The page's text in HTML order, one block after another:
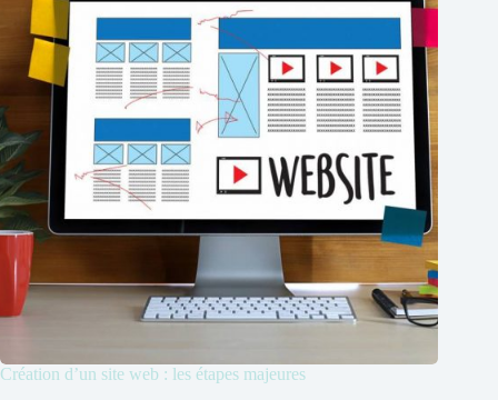
Création d’un site web : les étapes majeures